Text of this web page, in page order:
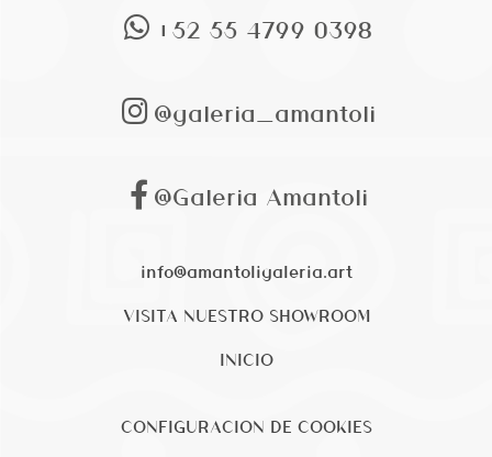
+52 55 4799 0398
@galeria_amantoli
@Galeria Amantoli
info@amantoligaleria.art
VISITA NUESTRO SHOWROOM
INICIO
CONFIGURACION DE COOKIES